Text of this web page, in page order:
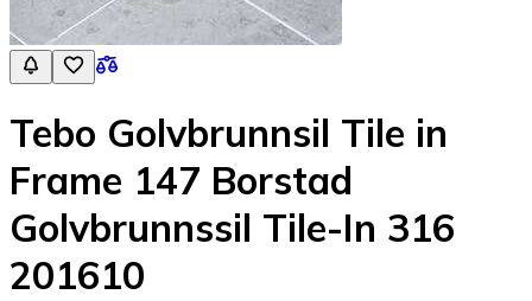
Tebo Golvbrunnsil Tile in
Frame 147 Borstad
Golvbrunnssil Tile-In 316
201610